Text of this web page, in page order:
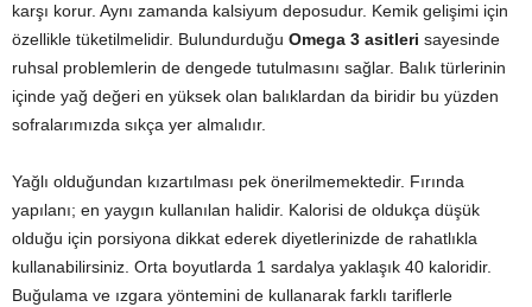
karşı korur. Aynı zamanda kalsiyum deposudur. Kemik gelişimi için
özellikle tüketilmelidir. Bulundurduğu Omega 3 asitleri sayesinde
ruhsal problemlerin de dengede tutulmasını sağlar. Balık türlerinin
içinde yağ değeri en yüksek olan balıklardan da biridir bu yüzden
sofralarımızda sıkça yer almalıdır.
Yağlı olduğundan kızartılması pek önerilmemektedir. Fırında
yapılanı; en yaygın kullanılan halidir. Kalorisi de oldukça düşük
olduğu için porsiyona dikkat ederek diyetlerinizde de rahatlıkla
kullanabilirsiniz. Orta boyutlarda 1 sardalya yaklaşık 40 kaloridir.
Buğulama ve ızgara yöntemini de kullanarak farklı tariflerle